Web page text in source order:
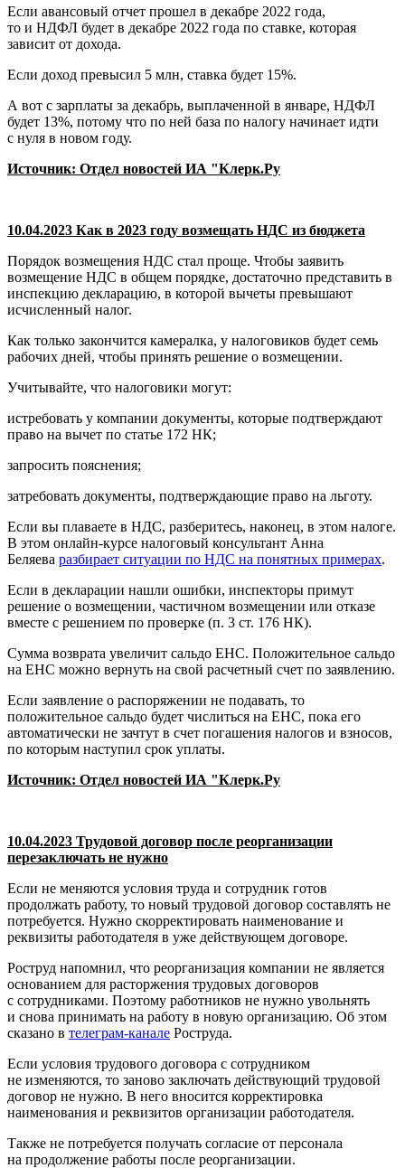
Если авансовый отчет прошел в декабре 2022 года,
то и НДФЛ будет в декабре 2022 года по ставке, которая
зависит от дохода.
Если доход превысил 5 млн, ставка будет 15%.
А вот с зарплаты за декабрь, выплаченной в январе, НДФЛ
будет 13%, потому что по ней база по налогу начинает идти
с нуля в новом году.
Источник: Отдел новостей ИА "Клерк.Ру
10.04.2023 Как в 2023 году возмещать НДС из бюджета
Порядок возмещения НДС стал проще. Чтобы заявить
возмещение НДС в общем порядке, достаточно представить в
инспекцию декларацию, в которой вычеты превышают
исчисленный налог.
Как только закончится камералка, у налоговиков будет семь
рабочих дней, чтобы принять решение о возмещении.
Учитывайте, что налоговики могут:
истребовать у компании документы, которые подтверждают
право на вычет по статье 172 НК;
запросить пояснения;
затребовать документы, подтверждающие право на льготу.
Если вы плаваете в НДС, разберитесь, наконец, в этом налоге.
В этом онлайн-курсе налоговый консультант Анна
Беляева разбирает ситуации по НДС на понятных примерах.
Если в декларации нашли ошибки, инспекторы примут
решение о возмещении, частичном возмещении или отказе
вместе с решением по проверке (п. 3 ст. 176 НК).
Сумма возврата увеличит сальдо ЕНС. Положительное сальдо
на ЕНС можно вернуть на свой расчетный счет по заявлению.
Если заявление о распоряжении не подавать, то
положительное сальдо будет числиться на ЕНС, пока его
автоматически не зачтут в счет погашения налогов и взносов,
по которым наступил срок уплаты.
Источник: Отдел новостей ИА "Клерк.Ру
10.04.2023 Трудовой договор после реорганизации
перезаключать не нужно
Если не меняются условия труда и сотрудник готов
продолжать работу, то новый трудовой договор составлять не
потребуется. Нужно скорректировать наименование и
реквизиты работодателя в уже действующем договоре.
Роструд напомнил, что реорганизация компании не является
основанием для расторжения трудовых договоров
с сотрудниками. Поэтому работников не нужно увольнять
и снова принимать на работу в новую организацию. Об этом
сказано в телеграм-канале Роструда.
Если условия трудового договора с сотрудником
не изменяются, то заново заключать действующий трудовой
договор не нужно. В него вносится корректировка
наименования и реквизитов организации работодателя.
Также не потребуется получать согласие от персонала
на продолжение работы после реорганизации.